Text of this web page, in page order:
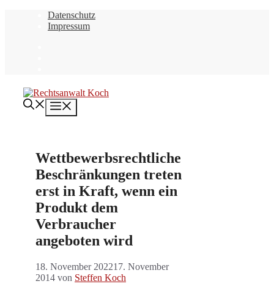
Datenschutz
Impressum
Wettbewerbsrechtliche
Beschränkungen treten
erst in Kraft, wenn ein
Produkt dem
Verbraucher
angeboten wird
18. November 202217. November
2014 von Steffen Koch